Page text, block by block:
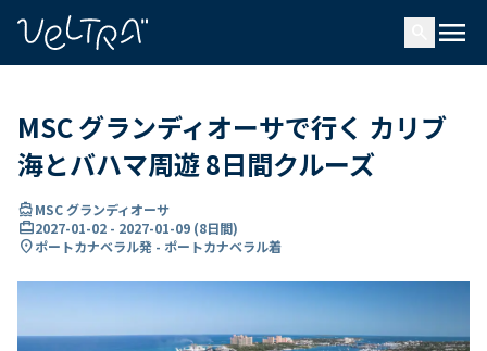
menu
MSC グランディオーサで行く カリブ
海とバハマ周遊 8日間クルーズ
directions_boatMSC グランディオーサ
card_travel2027-01-02 - 2027-01-09 (8日間)
location_onポートカナベラル発 - ポートカナベラル着